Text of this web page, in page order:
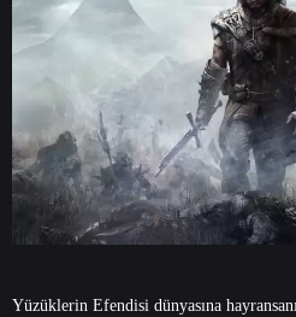
Yüzüklerin Efendisi dünyasına